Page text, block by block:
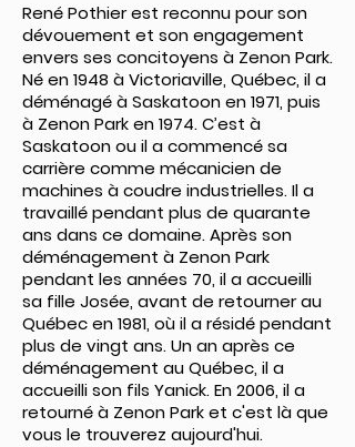
René Pothier est reconnu pour son
dévouement et son engagement
envers ses concitoyens à Zenon Park.
Né en 1948 à Victoriaville, Québec, il a
déménagé à Saskatoon en 1971, puis
à Zenon Park en 1974. C’est à
Saskatoon ou il a commencé sa
carrière comme mécanicien de
machines à coudre industrielles. Il a
travaillé pendant plus de quarante
ans dans ce domaine. Après son
déménagement à Zenon Park
pendant les années 70, il a accueilli
sa fille Josée, avant de retourner au
Québec en 1981, où il a résidé pendant
plus de vingt ans. Un an après ce
déménagement au Québec, il a
accueilli son fils Yanick. En 2006, il a
retourné à Zenon Park et c'est là que
vous le trouverez aujourd'hui.